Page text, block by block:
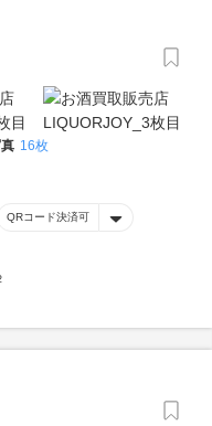
16枚
QRコード決済可